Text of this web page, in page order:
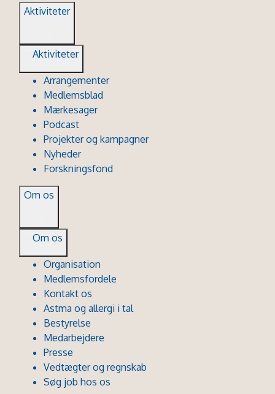
Aktiviteter
Aktiviteter
Arrangementer
Medlemsblad
Mærkesager
Podcast
Projekter og kampagner
Nyheder
Forskningsfond
Om os
Om os
Organisation
Medlemsfordele
Kontakt os
Astma og allergi i tal
Bestyrelse
Medarbejdere
Presse
Vedtægter og regnskab
Søg job hos os